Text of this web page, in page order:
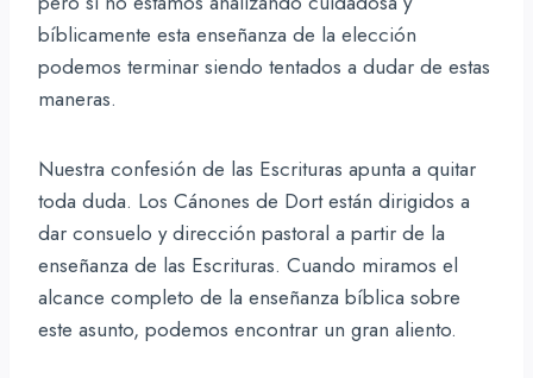
bíblicamente esta enseñanza de la elección
podemos terminar siendo tentados a dudar de estas
maneras.
Nuestra confesión de las Escrituras apunta a quitar
toda duda. Los Cánones de Dort están dirigidos a
dar consuelo y dirección pastoral a partir de la
enseñanza de las Escrituras. Cuando miramos el
alcance completo de la enseñanza bíblica sobre
este asunto, podemos encontrar un gran aliento.